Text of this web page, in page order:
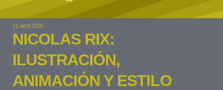
21 abril 2026
NICOLAS RIX:
ILUSTRACIÓN,
ANIMACIÓN Y ESTILO